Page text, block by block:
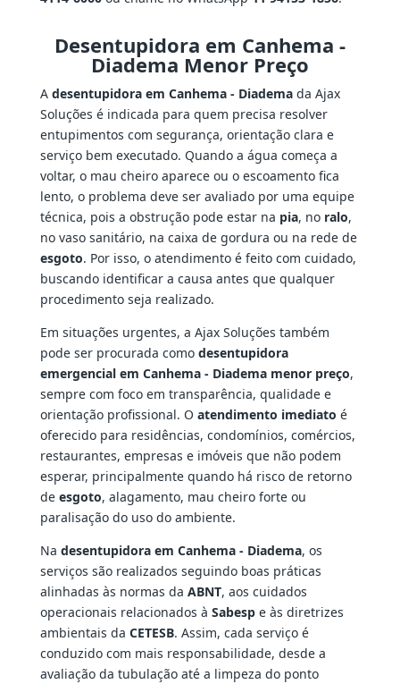
Desentupidora em Canhema -
Diadema Menor Preço
A desentupidora em Canhema - Diademada Ajax
Soluções é indicada para quem precisa resolver
entupimentos com segurança, orientação clara e
serviço bem executado. Quando a água começa a
voltar, o mau cheiro aparece ou o escoamento fica
lento, o problema deve ser avaliado por uma equipe
técnica, pois a obstrução pode estar na pia, no ralo,
no vaso sanitário, na caixa de gordura ou na rede de
esgoto. Por isso, o atendimento é feito com cuidado,
buscando identificar a causa antes que qualquer
procedimento seja realizado.
Em situações urgentes, a Ajax Soluções também
pode ser procurada como desentupidora
emergencial em Canhema - Diadema menor preço,
sempre com foco em transparência, qualidade e
orientação profissional. O atendimento imediato é
oferecido para residências, condomínios, comércios,
restaurantes, empresas e imóveis que não podem
esperar, principalmente quando há risco de retorno
de esgoto, alagamento, mau cheiro forte ou
paralisação do uso do ambiente.
Na desentupidora em Canhema - Diadema, os
serviços são realizados seguindo boas práticas
alinhadas às normas da ABNT, aos cuidados
operacionais relacionados à Sabespe às diretrizes
ambientais da CETESB. Assim, cada serviço é
conduzido com mais responsabilidade, desde a
avaliação da tubulação até a limpeza do ponto